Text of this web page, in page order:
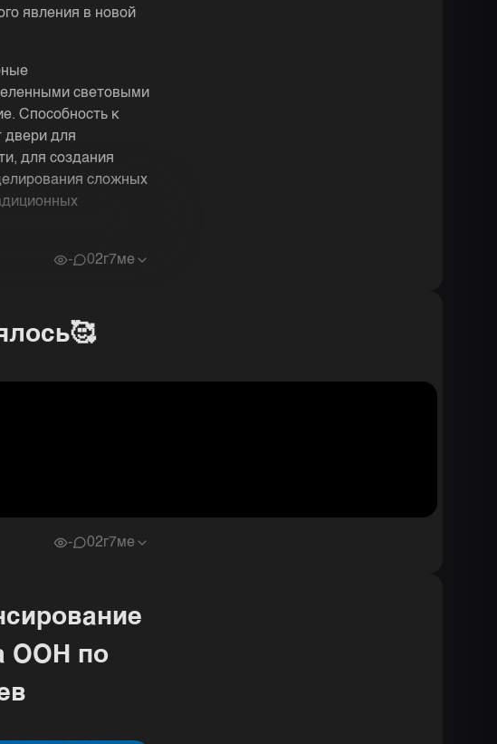
явления в новой
световыми
Способность к
двери для
для создания
сложных
- 02г7ме
- 02г7ме
ООН по